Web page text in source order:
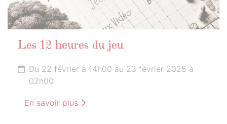
Les 12 heures du jeu
Du 22 février à 14h00 au 23 février 2025 à
02h00
En savoir plus